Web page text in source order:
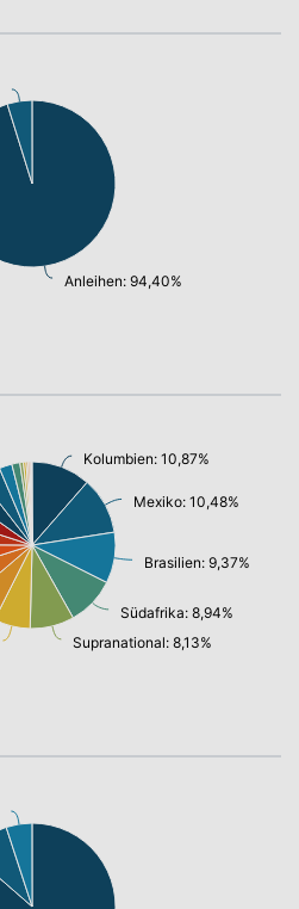
Anleihen: 94,40%
Kolumbien: 10,87%
Mexiko: 10,48%
Brasilien: 9,37%
Südafrika: 8,94%
Supranational: 8,13%